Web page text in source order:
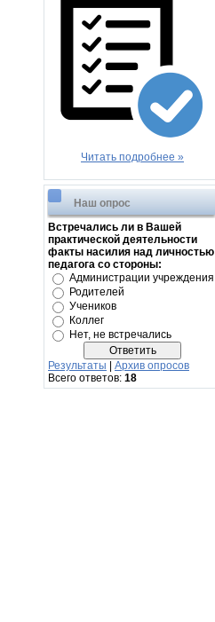
Читать подробнее »
Наш опрос
Встречались ли в Вашей
практической деятельности
факты насилия над личностью
педагога со стороны:
Администрации учреждения
Родителей
Учеников
Коллег
Нет, не встречались
Результаты
Архив опросов
Всего ответов: 18